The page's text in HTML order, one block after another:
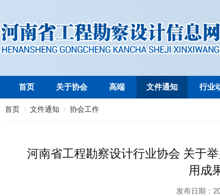
首页 关于协会 高端 文件通知 行业
首页 文件通知 协会工作
河南省工程勘察设计行业协会 关于
用成
发布日期：